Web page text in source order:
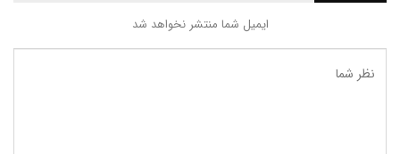
ایمیل شما منتشر نخواهد شد